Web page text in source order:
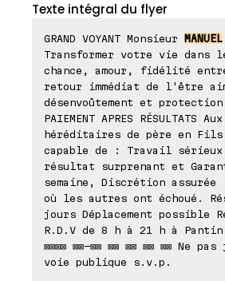
Texte intégral du flyer
GRAND VOYANT Monsieur MANUEL
Transformer votre vie dans
chance, amour, fidélité
retour immédiat de l'être
désenvoûtement et
PAIEMENT APRES RÉSULTATS
héréditaires de père en
capable de : Travail
résultat surprenant et
semaine, Discrétion
où les autres ont échoué.
jours Déplacement possible
R.D.V de 8 h à 21 h à
⊠⊠⊠⊠ ⊠⊠-⊠⊠ ⊠⊠ ⊠⊠ ⊠⊠ ⊠⊠ Ne
voie publique s.v.p.